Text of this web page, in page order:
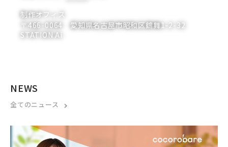
制作オフィス
〒466-0064 愛知県名古屋市昭和区鶴舞1-2-32
STATION Ai
NEWS
全てのニュース